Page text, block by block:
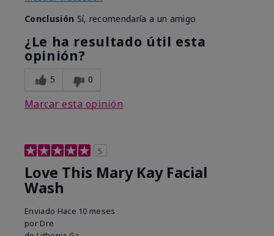
Conclusión Sí, recomendaría a un amigo
¿Le ha resultado útil esta
opinión?
5 0
Marcar esta opinión
5
Love This Mary Kay Facial
Wash
Enviado Hace 10 meses
por Dre